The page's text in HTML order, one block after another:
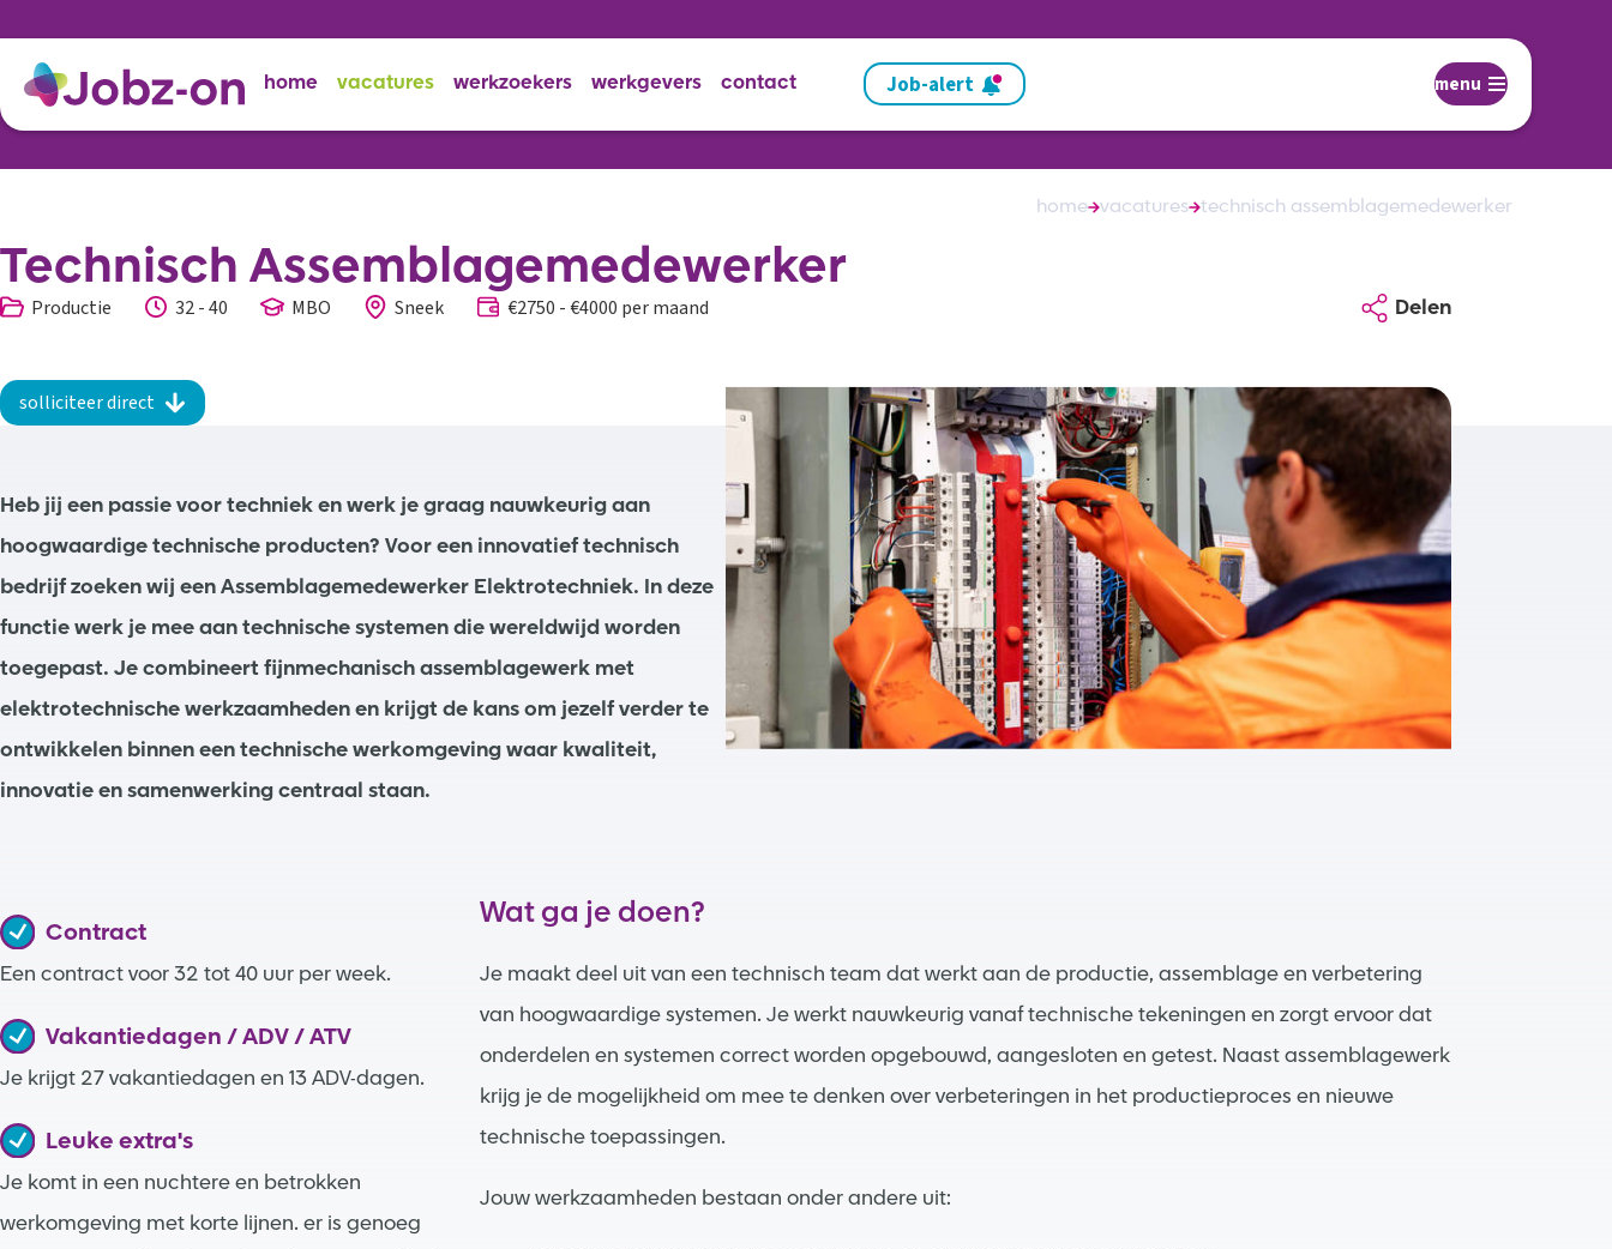
home vacatures werkzoekers werkgevers contact Job-alert menu
home vacatures technisch assemblagemedewerker
Technisch Assemblagemedewerker
Productie 32 - 40 MBO Sneek €2750 - €4000 per maand Delen
solliciteer direct
Heb jij een passie voor techniek en werk je graag nauwkeurig aan
hoogwaardige technische producten? Voor een innovatief technisch
bedrijf zoeken wij een Assemblagemedewerker Elektrotechniek. In deze
functie werk je mee aan technische systemen die wereldwijd worden
toegepast. Je combineert fijnmechanisch assemblagewerk met
elektrotechnische werkzaamheden en krijgt de kans om jezelf verder te
ontwikkelen binnen een technische werkomgeving waar kwaliteit,
innovatie en samenwerking centraal staan.
Contract
Een contract voor 32 tot 40 uur per week.
Vakantiedagen / ADV / ATV
Je krijgt 27 vakantiedagen en 13 ADV-dagen.
Leuke extra's
Je komt in een nuchtere en betrokken
werkomgeving met korte lijnen. er is genoeg
Wat ga je doen?
Je maakt deel uit van een technisch team dat werkt aan de productie, assemblage en verbetering
van hoogwaardige systemen. Je werkt nauwkeurig vanaf technische tekeningen en zorgt ervoor dat
onderdelen en systemen correct worden opgebouwd, aangesloten en getest. Naast assemblagewerk
krijg je de mogelijkheid om mee te denken over verbeteringen in het productieproces en nieuwe
technische toepassingen.
Jouw werkzaamheden bestaan onder andere uit: